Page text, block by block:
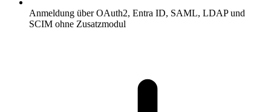
Anmeldung über OAuth2, Entra ID, SAML, LDAP und
SCIM ohne Zusatzmodul